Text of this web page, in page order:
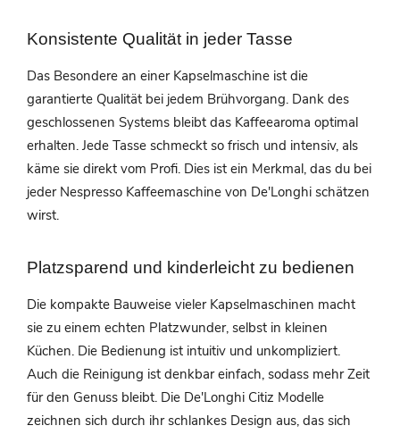
Konsistente Qualität in jeder Tasse
Das Besondere an einer Kapselmaschine ist die
garantierte Qualität bei jedem Brühvorgang. Dank des
geschlossenen Systems bleibt das Kaffeearoma optimal
erhalten. Jede Tasse schmeckt so frisch und intensiv, als
käme sie direkt vom Profi. Dies ist ein Merkmal, das du bei
jeder Nespresso Kaffeemaschine von De'Longhi schätzen
wirst.
Platzsparend und kinderleicht zu bedienen
Die kompakte Bauweise vieler Kapselmaschinen macht
sie zu einem echten Platzwunder, selbst in kleinen
Küchen. Die Bedienung ist intuitiv und unkompliziert.
Auch die Reinigung ist denkbar einfach, sodass mehr Zeit
für den Genuss bleibt. Die De'Longhi Citiz Modelle
zeichnen sich durch ihr schlankes Design aus, das sich